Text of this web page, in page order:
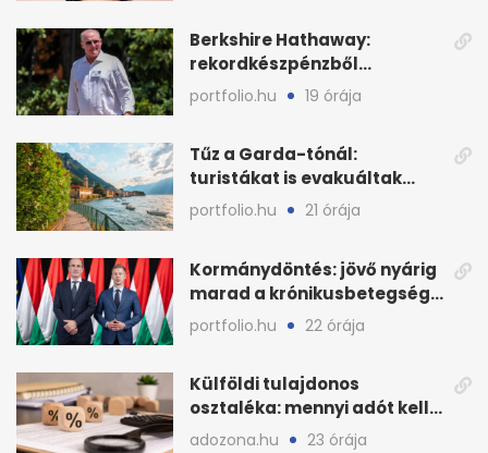
Berkshire Hathaway:
rekordkészpénzből
techrészvényekre költöttek
milliárdokat
portfolio.hu 19 órája
Tűz a Garda-tónál:
turistákat is evakuáltak
Tignale térségéből
portfolio.hu 21 órája
Kormánydöntés: jövő nyárig
marad a krónikusbetegség-
menedzsment
portfolio.hu 22 órája
Külföldi tulajdonos
osztaléka: mennyi adót kell
levonni 2026-ban?
adozona.hu 23 órája